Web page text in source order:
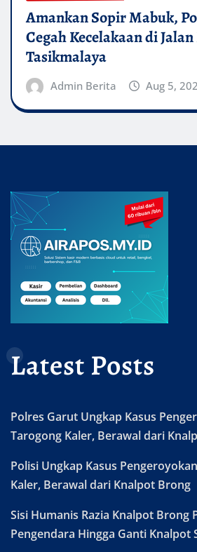
Amankan Sopir Mabuk,
Cegah Kecelakaan di
Tasikmalaya
Admin Berita Aug 5,
Latest Posts
Polres Garut Ungkap Kasus
Tarogong Kaler, Berawal dari
Polisi Ungkap Kasus
Kaler, Berawal dari Knalpot Brong
Sisi Humanis Razia Knalpot Brong
Pengendara Hingga Ganti Knalpot